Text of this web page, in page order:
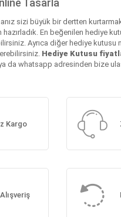
sizi büyük bir dertten
En beğenilen hediye
Ayrıca diğer hediye kutusu
Hediye Kutusu
da whatsapp adresinden bize
Kargo